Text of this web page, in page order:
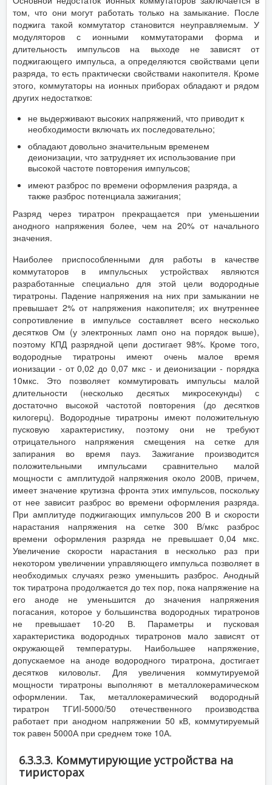
том, что они могут работать только на замыкание. После
поджига такой коммутатор становится неуправляемым. У
модуляторов с ионными коммутаторами форма и
длительность импульсов на выходе не зависят от
поджигающего импульса, а определяются свойствами цепи
разряда, то есть практически свойствами накопителя. Кроме
этого, коммутаторы на ионных приборах обладают и рядом
других недостатков:
не выдерживают высоких напряжений, что приводит к
необходимости включать их последовательно;
обладают довольно значительным временем
деионизации, что затрудняет их использование при
высокой частоте повторения импульсов;
имеют разброс по времени оформления разряда, а
также разброс потенциала зажигания;
Разряд через тиратрон прекращается при уменьшении
анодного напряжения более, чем на 20% от начального
значения.
Наиболее приспособленными для работы в качестве
коммутаторов в импульсных устройствах являются
разработанные специально для этой цели водородные
тиратроны. Падение напряжения на них при замыкании не
превышает 2% от напряжения накопителя; их внутреннее
сопротивление в импульсе составляет всего несколько
десятков Ом (у электронных ламп оно на порядок выше),
поэтому КПД разрядной цепи достигает 98%. Кроме того,
водородные тиратроны имеют очень малое время
ионизации - от 0,02 до 0,07 мкс - и деионизации - порядка
10мкс. Это позволяет коммутировать импульсы малой
длительности (несколько десятых микросекунды) с
достаточно высокой частотой повторения (до десятков
килогерц). Водородные тиратроны имеют положительную
пусковую характеристику, поэтому они не требуют
отрицательного напряжения смещения на сетке для
запирания во время пауз. Зажигание производится
положительными импульсами сравнительно малой
мощности с амплитудой напряжения около 200В, причем,
имеет значение крутизна фронта этих импульсов, поскольку
от нее зависит разброс во времени оформления разряда.
При амплитуде поджигающих импульсов 200 В и скорости
нарастания напряжения на сетке 300 В/мкс разброс
времени оформления разряда не превышает 0,04 мкс.
Увеличение скорости нарастания в несколько раз при
некотором увеличении управляющего импульса позволяет в
необходимых случаях резко уменьшить разброс. Анодный
ток тиратрона продолжается до тех пор, пока напряжение на
его аноде не уменьшится до значения напряжения
погасания, которое у большинства водородных тиратронов
не превышает 10-20 В. Параметры и пусковая
характеристика водородных тиратронов мало зависят от
окружающей температуры. Наибольшее напряжение,
допускаемое на аноде водородного тиратрона, достигает
десятков киловольт. Для увеличения коммутируемой
мощности тиратроны выполняют в металлокерамическом
оформлении. Так, металлокерамический водородный
тиратрон ТГИI-5000/50 отечественного производства
работает при анодном напряжении 50 кВ, коммутируемый
ток равен 5000А при среднем токе 10А.
6.3.3.3. Коммутирующие устройства на
тиристорах